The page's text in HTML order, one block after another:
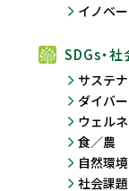
イノベ
SDGs・
サステ
ダイバ
ウェル
食／農
自然環境
社会課題